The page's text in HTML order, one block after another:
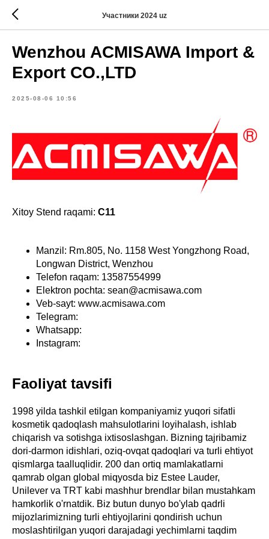
Участники 2024 uz
Wenzhou ACMISAWA Import &
Export CO.,LTD
2025-08-06 10:56
Xitoy Stend raqami: C11
Manzil: Rm.805, No. 1158 West Yongzhong Road,
Longwan District, Wenzhou
Telefon raqam: 13587554999
Elektron pochta: sean@acmisawa.com
Veb-sayt: www.acmisawa.com
Telegram:
Whatsapp:
Instagram:
Faoliyat tavsifi
1998 yilda tashkil etilgan kompaniyamiz yuqori sifatli
kosmetik qadoqlash mahsulotlarini loyihalash, ishlab
chiqarish va sotishga ixtisoslashgan. Bizning tajribamiz
dori-darmon idishlari, oziq-ovqat qadoqlari va turli ehtiyot
qismlarga taalluqlidir. 200 dan ortiq mamlakatlarni
qamrab olgan global miqyosda biz Estee Lauder,
Unilever va TRT kabi mashhur brendlar bilan mustahkam
hamkorlik o'rnatdik. Biz butun dunyo bo'ylab qadrli
mijozlarimizning turli ehtiyojlarini qondirish uchun
moslashtirilgan yuqori darajadagi yechimlarni taqdim